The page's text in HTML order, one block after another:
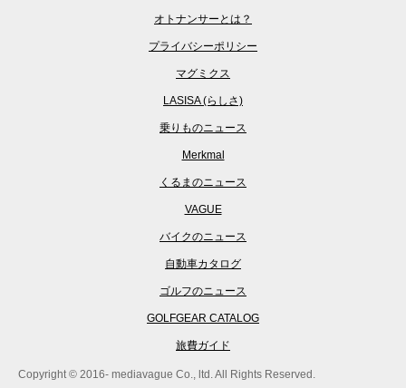
オトナンサーとは？
プライバシーポリシー
マグミクス
LASISA (らしさ)
乗りものニュース
Merkmal
くるまのニュース
VAGUE
バイクのニュース
自動車カタログ
ゴルフのニュース
GOLFGEAR CATALOG
旅費ガイド
Copyright © 2016- mediavague Co., ltd. All Rights Reserved.